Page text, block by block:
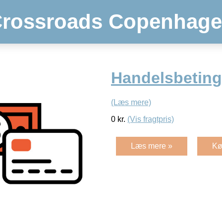
(Læs mere)
0 kr. (Vis fragtpris)
Læs mere »